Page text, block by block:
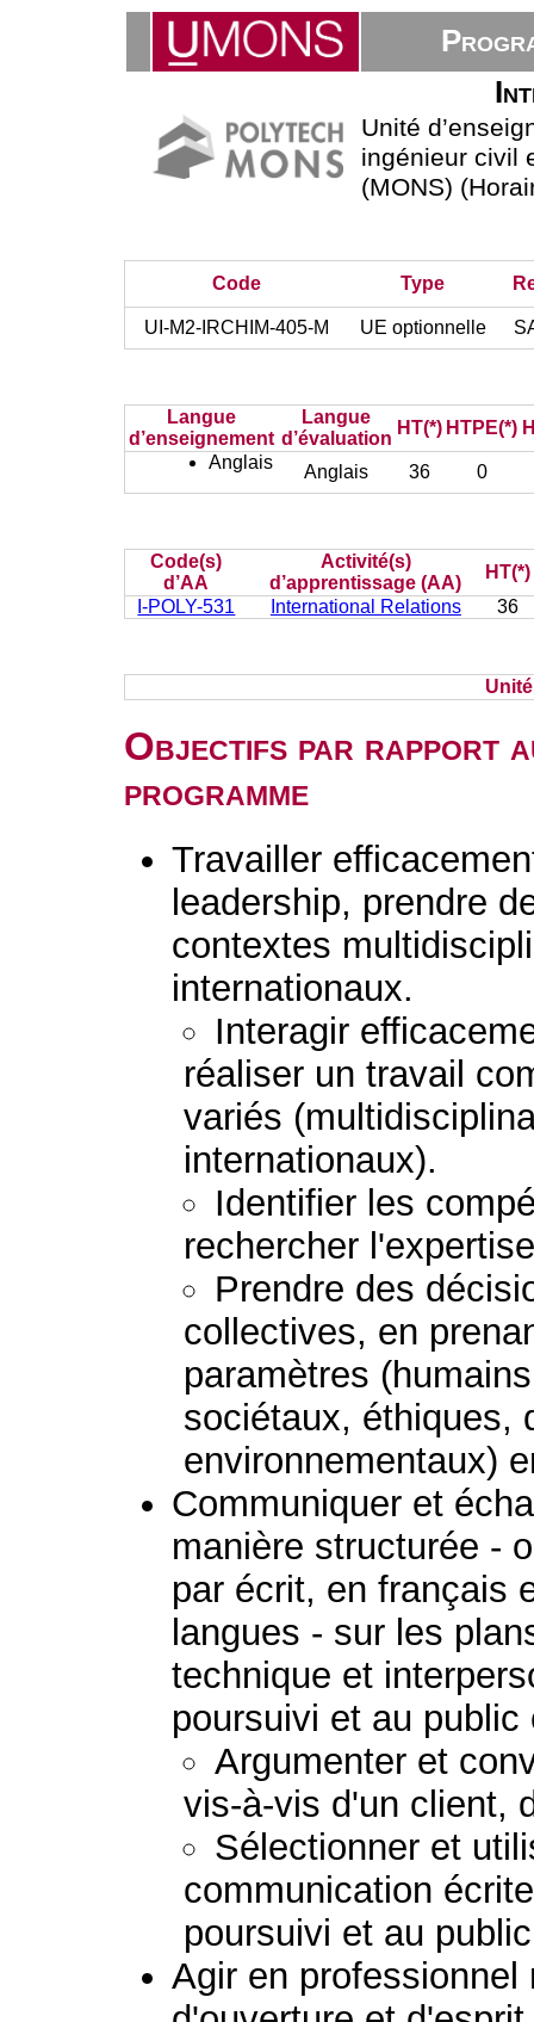
Unité
ingénieur civil
(MONS)
Code Type
UI-M2-IRCHIM-405-M UE optionnelle
Langue
d’enseignement
Langue
d’évaluation
HT(*) HTPE(*)
Anglais
Anglais 36 0
Code(s)
d’AA
Activité(s)
d’apprentissage (AA)
HT(*)
I-POLY-531
International Relations 36
Objectifs par rapport
programme
Travailler
leadership, prendre
contextes
internationaux.
Interagir
réaliser un travail
variés
internationaux).
Identifier les
rechercher
Prendre des
collectives, en
paramètres
sociétaux, éthiques,
environnementaux)
Communiquer et
manière structurée -
par écrit, en français
langues - sur les
technique et
poursuivi et au public
Argumenter et
vis-à-vis d'un client,
Sélectionner et
communication
poursuivi et au
Agir en